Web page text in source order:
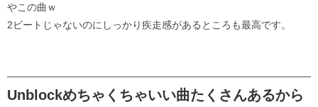
やこの曲ｗ
2ビートじゃないのにしっかり疾走感があるところも最高です。
Unblockめちゃくちゃいい曲たくさんあるから